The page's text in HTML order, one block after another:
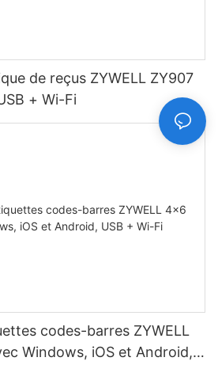
de reçus ZYWELL ZY907
+ Wi-Fi
codes-barres ZYWELL
Windows, iOS et Android,